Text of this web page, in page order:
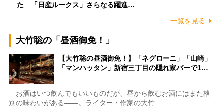
た 「日産ルークス」さらなる躍進…
一覧を見る
大竹聡の「昼酒御免！」
【大竹聡の昼酒御免！】「ネグローニ」「山崎」
「マンハッタン」新宿三丁目の隠れ家バーで1…
お酒はいつ飲んでもいいものだが、昼から飲むお酒にはまた格
別の味わいがある――。ライター・作家の大竹…